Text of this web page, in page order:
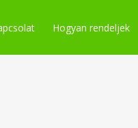
Hogyan rendeljek